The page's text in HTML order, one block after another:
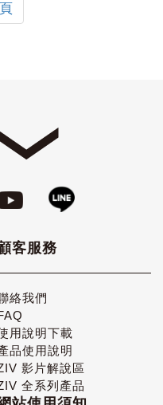
客服務
絡我們
用說明下載
品使用說明
影片解說區
全系列產品